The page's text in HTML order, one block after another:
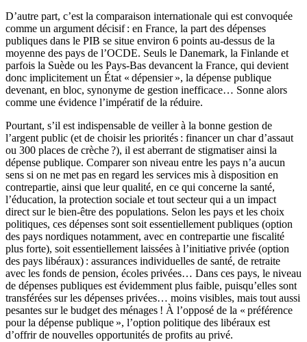
D’autre part, c’est la comparaison internationale qui est convoquée
comme un argument décisif : en France, la part des dépenses
publiques dans le PIB se situe environ 6 points au-dessus de la
moyenne des pays de l’OCDE. Seuls le Danemark, la Finlande et
parfois la Suède ou les Pays-Bas devancent la France, qui devient
donc implicitement un État « dépensier », la dépense publique
devenant, en bloc, synonyme de gestion inefficace… Sonne alors
comme une évidence l’impératif de la réduire.
Pourtant, s’il est indispensable de veiller à la bonne gestion de
l’argent public (et de choisir les priorités : financer un char d’assaut
ou 300 places de crèche ?), il est aberrant de stigmatiser ainsi la
dépense publique. Comparer son niveau entre les pays n’a aucun
sens si on ne met pas en regard les services mis à disposition en
contrepartie, ainsi que leur qualité, en ce qui concerne la santé,
l’éducation, la protection sociale et tout secteur qui a un impact
direct sur le bien-être des populations. Selon les pays et les choix
politiques, ces dépenses sont soit essentiellement publiques (option
des pays nordiques notamment, avec en contrepartie une fiscalité
plus forte), soit essentiellement laissées à l’initiative privée (option
des pays libéraux) : assurances individuelles de santé, de retraite
avec les fonds de pension, écoles privées… Dans ces pays, le niveau
de dépenses publiques est évidemment plus faible, puisqu’elles sont
transférées sur les dépenses privées… moins visibles, mais tout aussi
pesantes sur le budget des ménages ! À l’opposé de la « préférence
pour la dépense publique », l’option politique des libéraux est
d’offrir de nouvelles opportunités de profits au privé.